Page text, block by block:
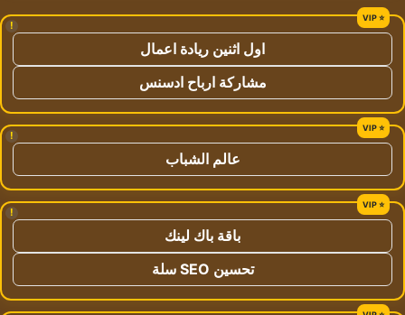
!
اول اثنين ريادة اعمال
مشاركة ارباح ادسنس
!
عالم الشباب
!
باقة باك لينك
تحسين SEO سلة